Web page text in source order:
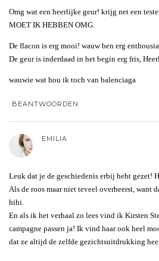
Omg wat een heerlijke geur! krijg net een
MOET IK HEBBEN OMG.
De flacon is erg mooi! wauw ben erg
De geur is inderdaad in het begin erg fris,
wauwie wat hou ik toch van balenciaga
BEANTWOORDEN
EMILIA
Leuk dat je de geschiedenis erbij hebt gezet!
Als de roos maar niet teveel overheerst, want
hihi.
En als ik het verhaal zo lees vind ik Kirsten
campagne passen ja! Ik vind haar ook heel
dat ze altijd de zelfde gezichtsuitdrukking